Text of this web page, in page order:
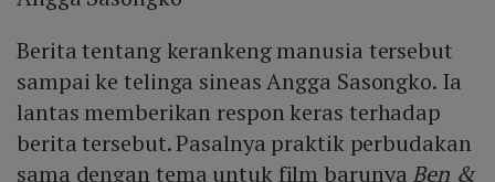
Berita tentang kerankeng manusia tersebut
sampai ke telinga sineas Angga Sasongko. Ia
lantas memberikan respon keras terhadap
berita tersebut. Pasalnya praktik perbudakan
sama dengan tema untuk film barunya Ben &